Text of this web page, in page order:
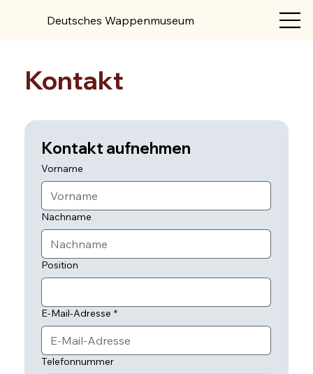
Deutsches Wappenmuseum
Kontakt
Kontakt aufnehmen
Vorname
Nachname
Position
E-Mail-Adresse *
Telefonnummer